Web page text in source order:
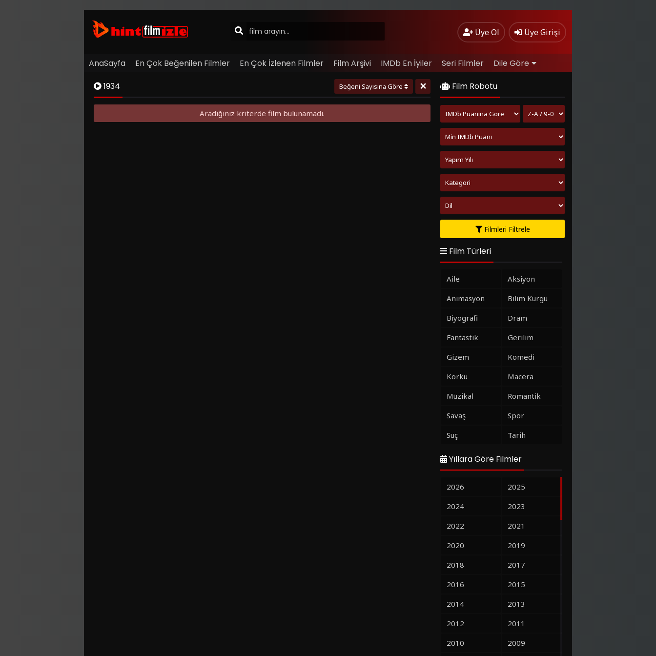
Üye Ol Üye Girişi
AnaSayfa En Çok Beğenilen Filmler En Çok İzlenen Filmler Film Arşivi IMDb En İyiler Seri Filmler Dile Göre
1934 Beğeni Sayısına Göre ×
Aradığınız kriterde film bulunamadı.
Film Robotu
Filmleri Filtrele
Film Türleri
Aile
Aksiyon
Animasyon
Bilim Kurgu
Biyografi
Dram
Fantastik
Gerilim
Gizem
Komedi
Korku
Macera
Müzikal
Romantik
Savaş
Spor
Suç
Tarih
Yıllara Göre Filmler
2026
2025
2024
2023
2022
2021
2020
2019
2018
2017
2016
2015
2014
2013
2012
2011
2010
2009